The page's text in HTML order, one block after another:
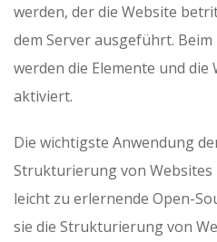
werden, der die Website
dem Server ausgeführt.
werden die Elemente und die
aktiviert.
Die wichtigste Anwendung
Strukturierung von Websites
leicht zu erlernende Open-
sie die Strukturierung von